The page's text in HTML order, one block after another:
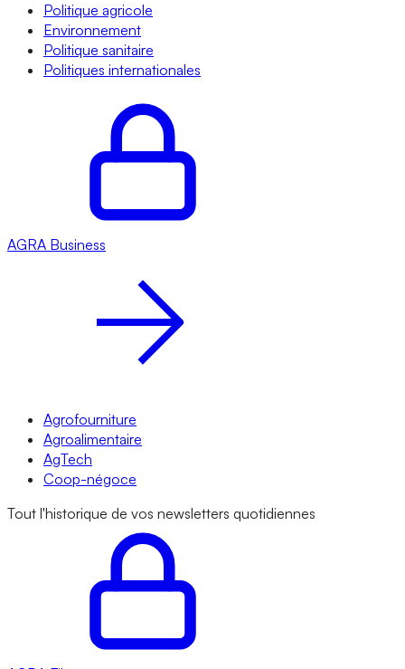
Politique agricole
Environnement
Politique sanitaire
Politiques internationales
AGRA Business
Agrofourniture
Agroalimentaire
AgTech
Coop-négoce
Tout l'historique de vos newsletters quotidiennes